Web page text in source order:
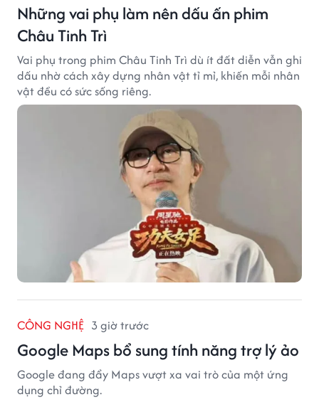
Những vai phụ làm nên dấu ấn phim
Châu Tinh Trì
Vai phụ trong phim Châu Tinh Trì dù ít đất diễn vẫn ghi
dấu nhờ cách xây dựng nhân vật tỉ mỉ, khiến mỗi nhân
vật đều có sức sống riêng.
CÔNG NGHỆ 3 giờ trước
Google Maps bổ sung tính năng trợ lý ảo
Google đang đẩy Maps vượt xa vai trò của một ứng
dụng chỉ đường.